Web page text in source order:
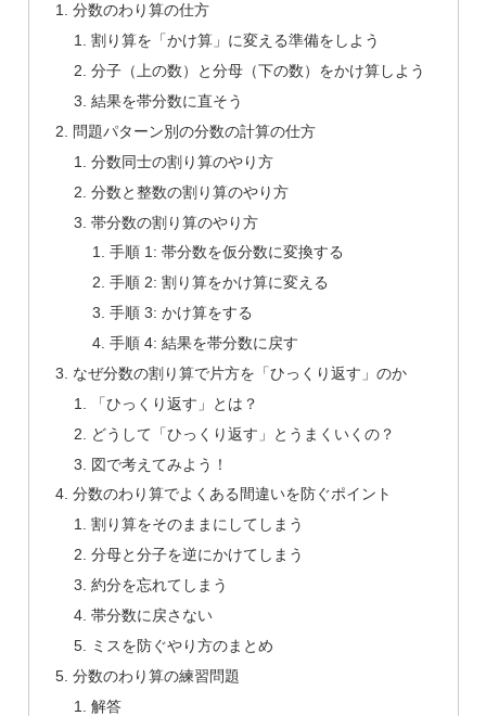
分数のわり算の仕方
割り算を「かけ算」に変える準備をしよう
分子（上の数）と分母（下の数）をかけ算しよう
結果を帯分数に直そう
問題パターン別の分数の計算の仕方
分数同士の割り算のやり方
分数と整数の割り算のやり方
帯分数の割り算のやり方
手順 1: 帯分数を仮分数に変換する
手順 2: 割り算をかけ算に変える
手順 3: かけ算をする
手順 4: 結果を帯分数に戻す
なぜ分数の割り算で片方を「ひっくり返す」のか
「ひっくり返す」とは？
どうして「ひっくり返す」とうまくいくの？
図で考えてみよう！
分数のわり算でよくある間違いを防ぐポイント
割り算をそのままにしてしまう
分母と分子を逆にかけてしまう
約分を忘れてしまう
帯分数に戻さない
ミスを防ぐやり方のまとめ
分数のわり算の練習問題
解答